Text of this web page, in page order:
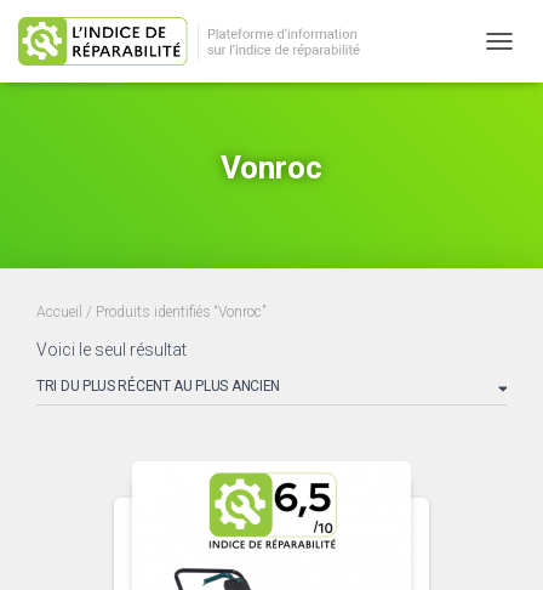
Vonroc
Accueil / Produits identifiés “Vonroc”
Voici le seul résultat